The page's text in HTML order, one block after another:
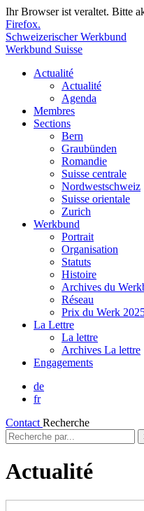
Ihr Browser ist veraltet. Bitte
Firefox.
Schweizerischer Werkbund
Werkbund Suisse
Actualité
Actualité
Agenda
Membres
Sections
Bern
Graubünden
Romandie
Suisse centrale
Nordwestschweiz
Suisse orientale
Zurich
Werkbund
Portrait
Organisation
Statuts
Histoire
Archives du
Réseau
Prix du Werk
La Lettre
La lettre
Archives La lettre
Engagements
de
fr
Contact Recherche
Recherche
par...
Actualité